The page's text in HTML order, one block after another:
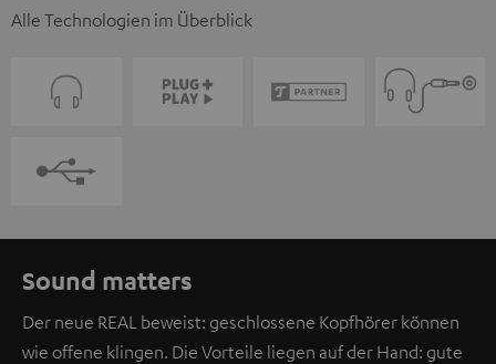
Alle Technologien im Überblick
Sound matters
Der neue REAL beweist: geschlossene Kopfhörer können
wie offene klingen. Die Vorteile liegen auf der Hand: gute